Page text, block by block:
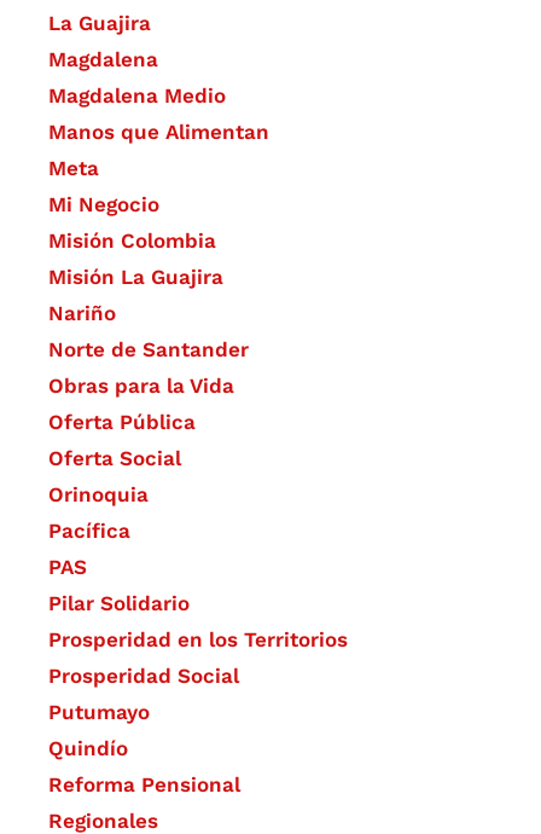
La Guajira
Magdalena
Magdalena Medio
Manos que Alimentan
Meta
Mi Negocio
Misión Colombia
Misión La Guajira
Nariño
Norte de Santander
Obras para la Vida
Oferta Pública
Oferta Social​​
Orinoquia
Pacífica
PAS
Pilar Solidario
Prosperidad en los Territorios
Prosperidad Social
Putumayo
Quindío
Reforma Pensional
Regionales